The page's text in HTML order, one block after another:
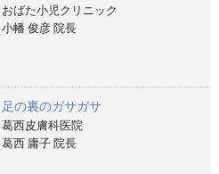
おばた小児クリニック
小幡 俊彦 院長
足の裏のガサガサ
葛西皮膚科医院
葛西 庸子 院長